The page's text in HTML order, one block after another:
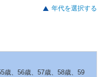
年代を選択する
歳、56歳、57歳、58歳、59